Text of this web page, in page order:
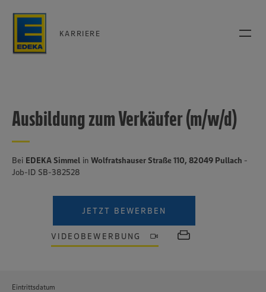
KARRIERE
Ausbildung zum Verkäufer (m/w/d)
Bei EDEKA Simmel in Wolfratshauser Straße 110, 82049 Pullach -
Job-ID SB-382528
JETZT BEWERBEN
VIDEOBEWERBUNG
Eintrittsdatum